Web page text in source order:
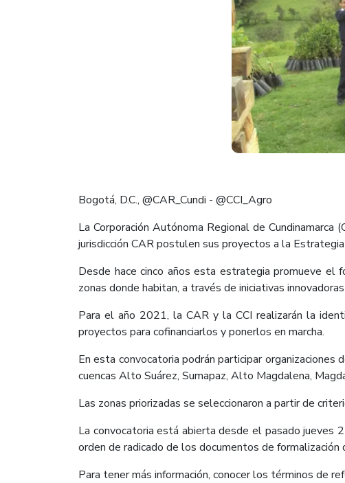
Bogotá, D.C., @CAR_Cundi - @CCI_Agro
La Corporación Autónoma Regional de Cundinamarca
jurisdicción CAR postulen sus proyectos a la
Desde hace cinco años esta estrategia promueve
zonas donde habitan, a través de iniciativas
Para el año 2021, la CAR y la CCI realizarán la
proyectos para cofinanciarlos y ponerlos en marcha.
En esta convocatoria podrán participar organizaciones
cuencas Alto Suárez, Sumapaz, Alto Magdalena,
Las zonas priorizadas se seleccionaron a partir de
La convocatoria está abierta desde el pasado
orden de radicado de los documentos de
Para tener más información, conocer los términos de